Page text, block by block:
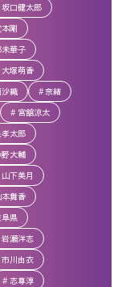
坂口健太郎
本剛
未華子
大塚萌香
沙織
奈緒
宮舘涼太
孝太郎
野大輔
山下美月
本舞香
県
岩瀬洋志
市川由衣
志尊淳